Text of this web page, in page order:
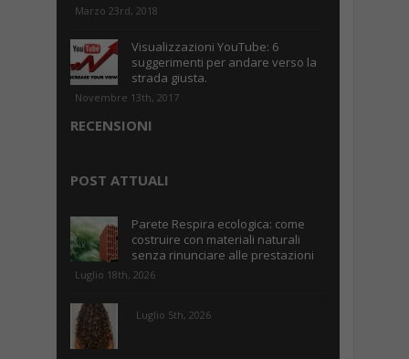
Marzo 23rd, 2018
Visualizzazioni YouTube: 6
suggerimenti per andare verso la
strada giusta.
Novembre 13th, 2017
RECENSIONI
POST ATTUALI
Parete Respira ecologica: come
costruire con materiali naturali
senza rinunciare alle prestazioni
Luglio 18th, 2026
Luglio 5th, 2026